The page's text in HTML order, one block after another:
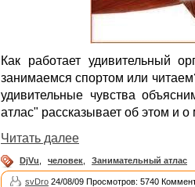
Как работает удивительный
занимаемся спортом или
удивительные чувства
атлас" рассказывает об этом и о
Читать далее
DjVu человек Занимательный атлас
svDro 24/08/09 Просмотров: 5740